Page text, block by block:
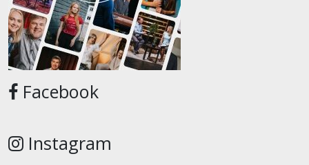
Facebook
Instagram